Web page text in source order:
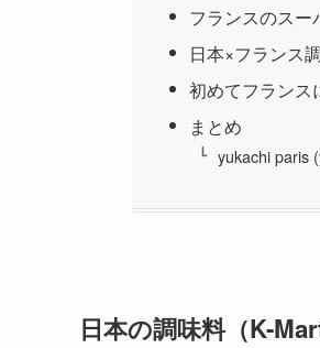
フランスのスー
日本×フランス
初めてフランス
まとめ
yukachi paris
日本の調味料（K-